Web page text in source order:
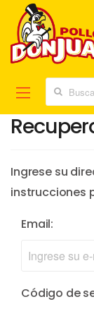
Buscar:
Ingrese su
instrucciones
Email:
Código de